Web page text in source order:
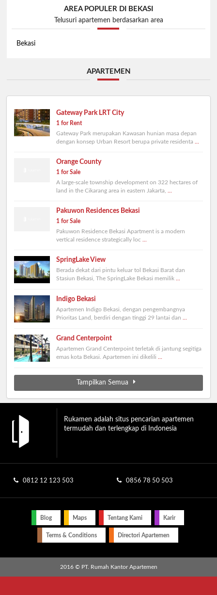
AREA POPULER DI BEKASI
Telusuri apartemen berdasarkan area
Bekasi
APARTEMEN
Gateway Park LRT City
1 for Rent
Gateway Park merupakan Kawasan hunian masa depan
dengan konsep Urban Resort berupa private residenta
Orange County
1 for Sale
A large-scale township development on 322 hectares of
land in the Cikarang area in eastern Jakarta,
Pakuwon Residences Bekasi
1 for Sale
Pakuwon Residence Bekasi Apartment is a modern
vertical residence strategically loc
SpringLake View
Berada dekat dari pintu keluar tol Bekasi Barat dan
Stasiun Bekasi, The SpringLake Bekasi memilik
Indigo Bekasi
Apartemen Indigo Bekasi, dengan pengembangnya
Prioritas Land, berdiri dengan tinggi 29 lantai dan
Grand Centerpoint
Apartemen Grand Centerpoint terletak di jantung segitiga
emas kota Bekasi. Apartemen ini dikelili
Tampilkan Semua
Rukamen adalah situs pencarian apartemen
termudah dan terlengkap di Indonesia
0812 12 123 503 0856 78 50 503
Blog Maps Tentang Kami Karir
Terms & Conditions Directori Apartemen
2016 © PT. Rumah Kantor Apartemen